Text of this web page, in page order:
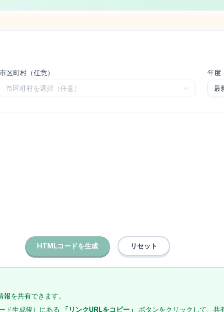
市区町村（任意）
市区町村を選択（任意）
年度
最
HTMLコードを生成 リセット
報を共有できます。
ド生成後）にある
「リンクURLをコピー」
ボタンをクリックして、共